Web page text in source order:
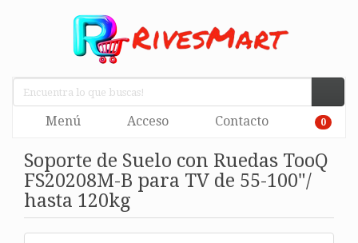
Menú Acceso Contacto 0
Soporte de Suelo con Ruedas TooQ
FS20208M-B para TV de 55-100"/
hasta 120kg